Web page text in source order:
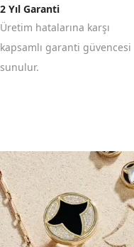
2 Yıl Garanti
Üretim hatalarına karşı
kapsamlı garanti güvencesi
sunulur.